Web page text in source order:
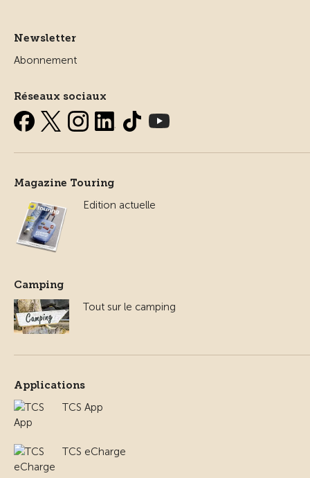
Newsletter
Abonnement
Réseaux sociaux
Magazine Touring
Edition actuelle
Camping
Tout sur le camping
Applications
TCS App
TCS eCharge